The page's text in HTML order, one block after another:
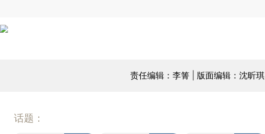
责任编辑：李箐 | 版面编辑：沈昕琪
话题：